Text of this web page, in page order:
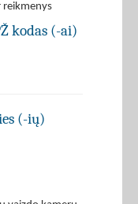
reikmenys
kodas (-ai)
(-ių)